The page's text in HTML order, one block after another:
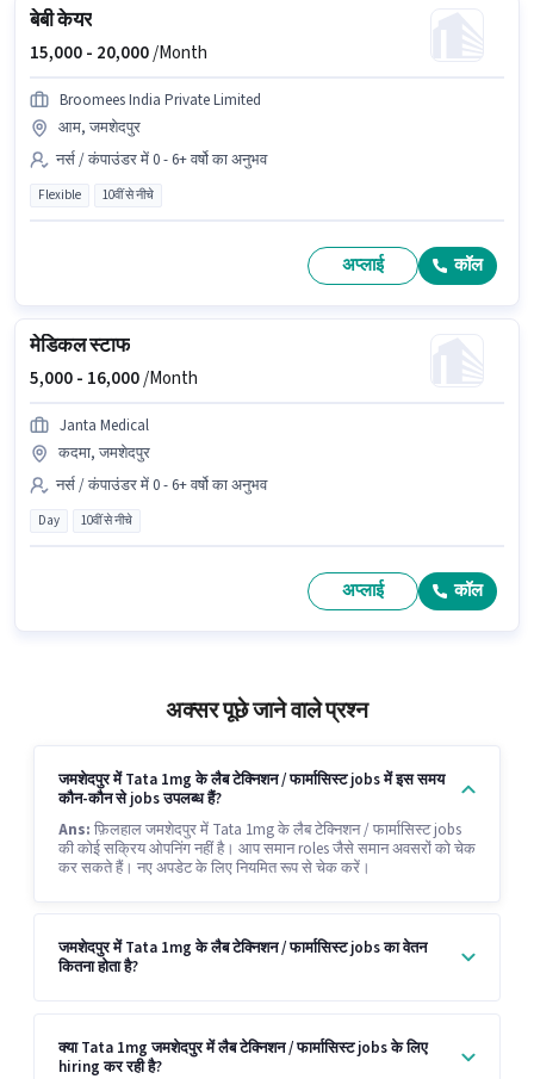
बेबी केयर
15,000 - 20,000/Month
Broomees India Private Limited
आम, जमशेदपुर
नर्स / कंपाउंडर में 0 - 6+ वर्षो का अनुभव
Flexible 10वीं से नीचे
अप्लाई कॉल
मेडिकल स्टाफ
5,000 - 16,000/Month
Janta Medical
कदमा, जमशेदपुर
नर्स / कंपाउंडर में 0 - 6+ वर्षो का अनुभव
Day 10वीं से नीचे
अप्लाई कॉल
अक्सर पूछे जाने वाले प्रश्न
जमशेदपुर में Tata 1mg के लैब टेक्निशन / फार्मासिस्ट jobs में इस समय
कौन-कौन से jobs उपलब्ध हैं?
Ans: फ़िलहाल जमशेदपुर में Tata 1mg के लैब टेक्निशन / फार्मासिस्ट jobs
की कोई सक्रिय ओपनिंग नहीं है। आप समान roles जैसे समान अवसरों को चेक
कर सकते हैं। नए अपडेट के लिए नियमित रूप से चेक करें।
जमशेदपुर में Tata 1mg के लैब टेक्निशन / फार्मासिस्ट jobs का वेतन
कितना होता है?
क्या Tata 1mg जमशेदपुर में लैब टेक्निशन / फार्मासिस्ट jobs के लिए
hiring कर रही है?